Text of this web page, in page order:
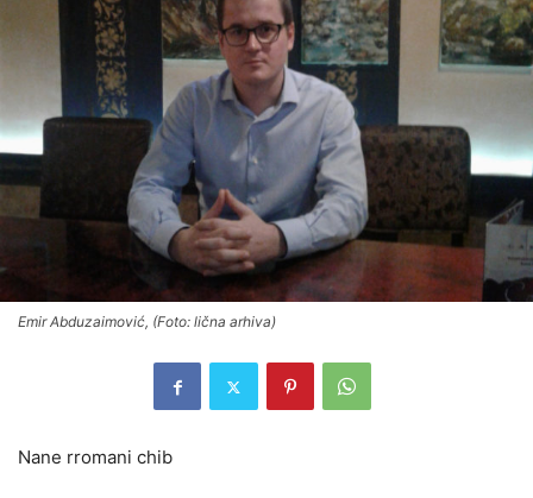
Emir Abduzaimović, (Foto: lična arhiva)
Nane rromani chib